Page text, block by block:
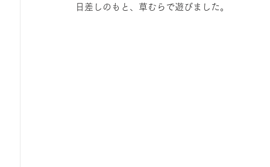
日差しのもと、草むらで遊びました。